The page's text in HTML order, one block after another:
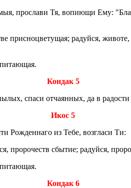
про­сла­ви Тя, во­пи­ю­щи Ему:
прис­но­цве­ту­щая; ра­дуй­ся,
Кондак 5
спаси от­ча­ян­ных, да в
Икос 5
Рож­ден­на­го из Тебе, воз­гла­си Ти:
сбы­тие; ра­дуй­ся,
Кондак 6